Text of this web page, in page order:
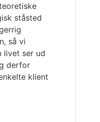
ståsted
så vi
livet ser ud
derfor
klient